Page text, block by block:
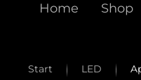
Home Shop
Start LED